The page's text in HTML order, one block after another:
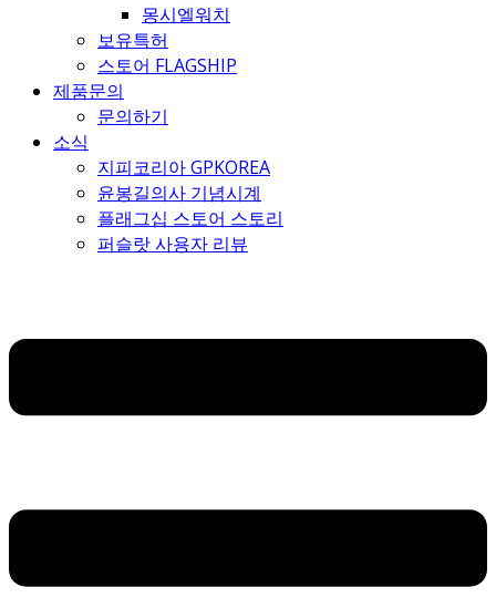
몽시엘워치
보유특허
스토어 FLAGSHIP
제품문의
문의하기
소식
지피코리아 GPKOREA
윤봉길의사 기념시계
플래그십 스토어 스토리
퍼슬랏 사용자 리뷰